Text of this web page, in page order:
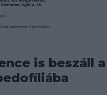
is beszáll a